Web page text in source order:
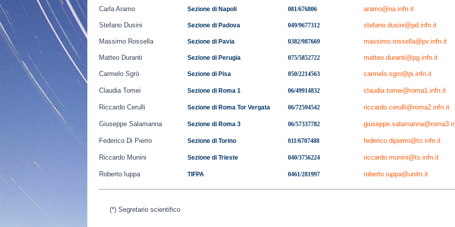
Carla Aramo Sezione di Napoli 081/676806 aramo@na.infn.it
Stefano Dusini Sezione di Padova 049/9677312 stefano.dusini@pd.infn.it
Massimo Rossella Sezione di Pavia 0382/987669 massimo.rossella@pv.infn.it
Matteo Duranti Sezione di Perugia 075/5852722 matteo.duranti@pg.infn.it
Carmelo Sgrò Sezione di Pisa 050/2214563 carmelo.sgro@pi.infn.it
Claudia Tomei Sezione di Roma 1 06/49914832 claudia.tomei@roma1.infn.it
Riccardo Cerulli Sezione di Roma Tor Vergata 06/72594542 riccardo.cerulli@roma2.infn.it
Giuseppe Salamanna Sezione di Roma 3 06/57337782
Federico Di Pierro Sezione di Torino 011/6707488 federico.dipierro@to.infn.it
Riccardo Munini Sezione di Trieste 040/3756224 riccardo.munini@ts.infn.it
Roberto Iuppa TIFPA 0461/281997 roberto.iuppa@unitn.it
(*) Segretario scientifico